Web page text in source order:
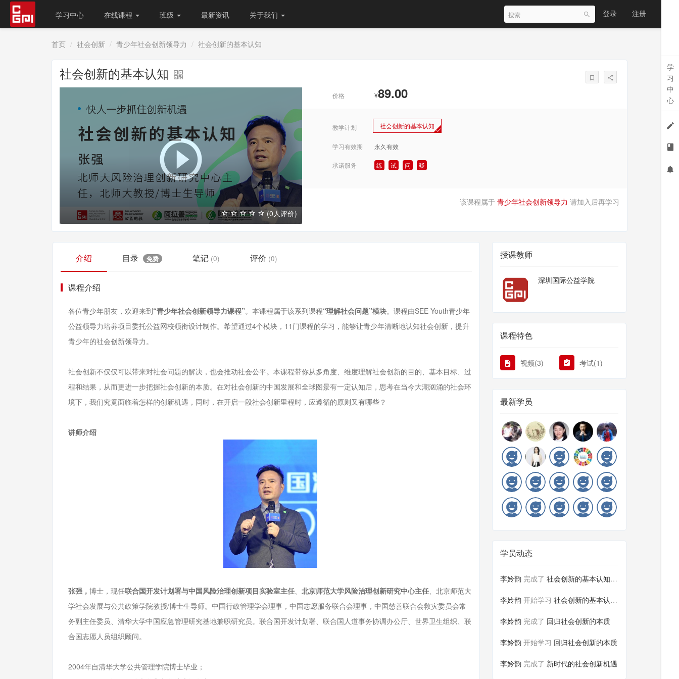
学习中心 在线课程 班级 最新资讯 关于我们 登录 注册
首页 社会创新 青少年社会创新领导力 社会创新的基本认知
社会创新的基本认知
(0人评价)
价格 ¥89.00
教学计划 社会创新的基本认知
学习有效期 永久有效
承诺服务 练 试 问 疑
该课程属于 青少年社会创新领导力 请加入后再学习
介绍 目录 免费 笔记 (0) 评价 (0)
课程介绍
各位青少年朋友，欢迎来到“青少年社会创新领导力课程”。本课程属于该系列课程“理解社会问题”模块。课程由SEE Youth青少年
公益领导力培养项目委托公益网校领衔设计制作。希望通过4个模块，11门课程的学习，能够让青少年清晰地认知社会创新，提升
青少年的社会创新领导力。
社会创新不仅仅可以带来对社会问题的解决，也会推动社会公平。本课程带你从多角度、维度理解社会创新的目的、基本目标、过
程和结果，从而更进一步把握社会创新的本质。在对社会创新的中国发展和全球图景有一定认知后，思考在当今大潮汹涌的社会环
境下，我们究竟面临着怎样的创新机遇，同时，在开启一段社会创新里程时，应遵循的原则又有哪些？
讲师介绍
张强， 博士，现任联合国开发计划署与中国风险治理创新项目实验室主任、 北京师范大学风险治理创新研究中心主任、北京师范大
学社会发展与公共政策学院教授/博士生导师。中国行政管理学会理事，中国志愿服务联合会理事，中国慈善联合会救灾委员会常
务副主任委员、清华大学中国应急管理研究基地兼职研究员。联合国开发计划署、联合国人道事务协调办公厅、世界卫生组织、联
合国志愿人员组织顾问。
2004年自清华大学公共管理学院博士毕业；
授课教师
深圳国际公益学院
课程特色
视频(3) 考试(1)
最新学员
学员动态
李姈韵 完成了 社会创新的基本认知课后测试
李姈韵 开始学习 社会创新的基本认知课后测试
李姈韵 完成了 回归社会创新的本质
李姈韵 开始学习 回归社会创新的本质
李姈韵 完成了 新时代的社会创新机遇
学
习
中
心